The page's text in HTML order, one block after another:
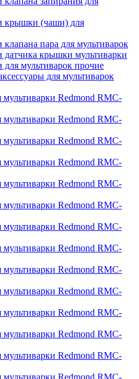
крышки (чаши) для
пара для мультиварок
датчика крышки мультиварки
для мультиварок прочие
для мультиварок
мультиварки Redmond RMC-
мультиварки Redmond RMC-
мультиварки Redmond RMC-
мультиварки Redmond RMC-
мультиварки Redmond RMC-
мультиварки Redmond RMC-
мультиварки Redmond RMC-
мультиварки Redmond RMC-
мультиварки Redmond RMC-
мультиварки Redmond RMC-
мультиварки Redmond RMC-
мультиварки Redmond RMC-
мультиварки Redmond RMC-
мультиварки Redmond RMC-